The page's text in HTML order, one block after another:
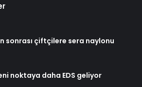
sonrası çiftçilere sera naylonu
noktaya daha EDS geliyor